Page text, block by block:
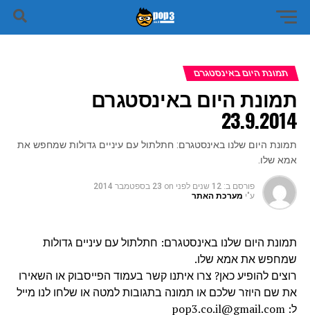
תמונת היום באינסטגרם
תמונת היום באינסטגרם
23.9.2014
תמונת היום שלנו באינסטגרם: חתלתול עם עיניים גדולות שמחפש את
אמא שלו.
פורסם ב: 12 שנים לפני on 23 בספטמבר 2014
ע"י מערכת האתר
תמונת היום שלנו באינסטגרם: חתלתול עם עיניים גדולות
שמחפש את אמא שלו.
רוצים להופיע כאן? צרו איתנו קשר בעמוד הפייסבוק או השאירו
את שם היוזר שלכם או תמונה בתגובות למטה או שלחו לנו מייל
ל: pop3.co.il@gmail.com